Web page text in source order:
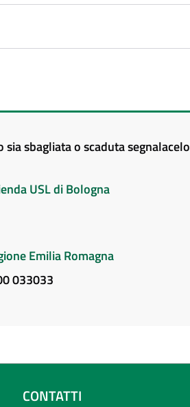
sbagliata o scaduta segnalacelo
USL di Bologna
Emilia Romagna
033033
CONTATTI